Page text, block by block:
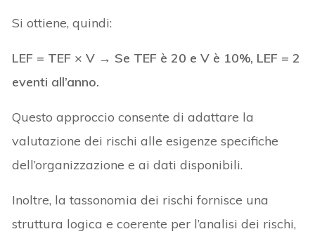
Si ottiene, quindi:
LEF = TEF × V → Se TEF è 20 e V è 10%, LEF = 2
eventi all’anno.
Questo approccio consente di adattare la
valutazione dei rischi alle esigenze specifiche
dell’organizzazione e ai dati disponibili.
Inoltre, la tassonomia dei rischi fornisce una
struttura logica e coerente per l’analisi dei rischi,